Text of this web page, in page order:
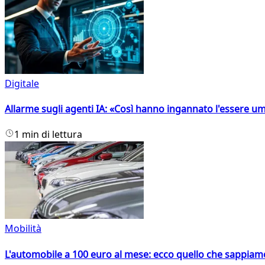
Digitale
Allarme sugli agenti IA: «Così hanno ingannato l'essere
1 min di lettura
Mobilità
L'automobile a 100 euro al mese: ecco quello che